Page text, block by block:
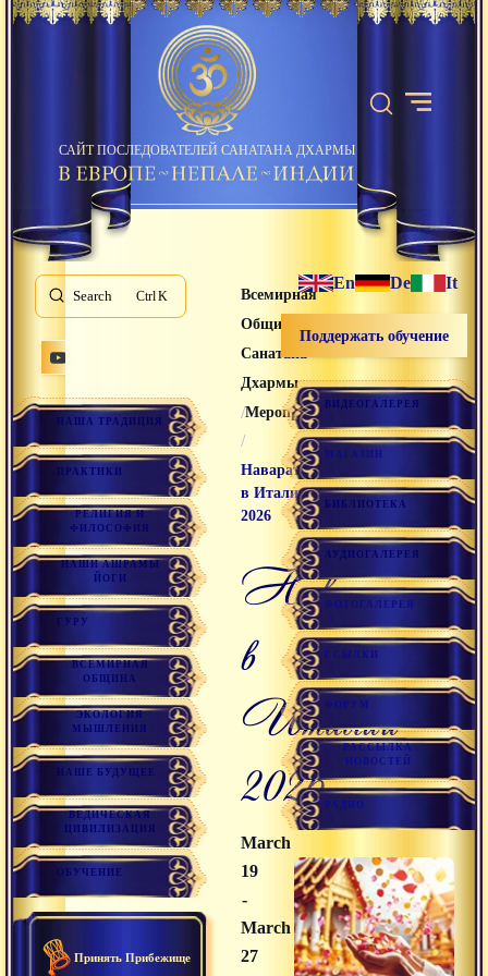
САЙТ ПОСЛЕДОВАТЕЛЕЙ САНАТАНА ДХАРМЫ
Search K
НАША ТРАДИЦИЯ
ПРАКТИКИ
РЕЛИГИЯ И
ФИЛОСОФИЯ
НАШИ АШРАМЫ
ЙОГИ
ГУРУ
ВСЕМИРНАЯ
ОБЩИНА
ЭКОЛОГИЯ
МЫШЛЕНИЯ
НАШЕ БУДУЩЕЕ
ВЕДИЧЕСКАЯ
ЦИВИЛИЗАЦИЯ
ОБУЧЕНИЕ
Принять Прибежище
Всемирная
Община
Санатана
Дхармы
/Мероприятия
/
Наваратри
в Италии
2026
Наваратри
в
Италии
2026
March
19
-
March
27
En De It
Поддержать обучение
ВИДЕОГАЛЕРЕЯ
МАГАЗИН
БИБЛИОТЕКА
АУДИОГАЛЕРЕЯ
ФОТОГАЛЕРЕЯ
ССЫЛКИ
ФОРУМ
РАССЫЛКА
НОВОСТЕЙ
РАДИО